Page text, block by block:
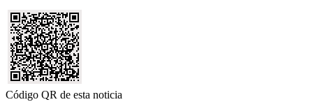
Código QR de esta noticia